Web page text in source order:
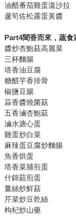
油醋番茄雞蛋溫沙拉
蘆筍佐松露蛋黃醬
Part4聞香而來，蔬食
醬炒杏鮑菇高麗菜
三杯麵腸
塔香油豆腐
糖醋芋香排骨
椒鹽豆腸
蒜香醬燒菌菇
五香滷杏鮑菇
滷水溏心蛋
雞蛋炒白菜
麻辣蛋豆腐炒麵腸
魚香烘蛋
塔香菜脯煎蛋
什錦菇煎蛋
薑絲炒鮮菇
芹菜炒豆乾絲
枸杞炒山藥